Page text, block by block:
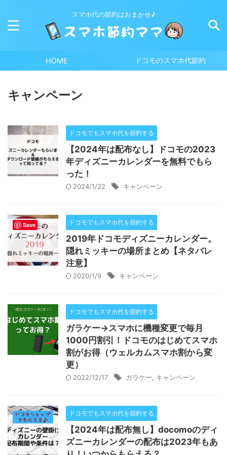
スマホ代の節約はおまかせ♪
HOME ドコモのスマホ代節約
キャンペーン
ドコモでもスマホ代を節約する
【2024年は配布なし】ドコモの2023
年ディズニーカレンダーを無料でもら
った！
2024/1/22 キャンペーン
ドコモでもスマホ代を節約する
2019年ドコモディズニーカレンダー。
隠れミッキーの場所まとめ【ネタバレ
注意】
2020/1/9 キャンペーン
ドコモでもスマホ代を節約する
ガラケー→スマホに機種変更で毎月
1000円割引！ドコモのはじめてスマホ
割がお得（ウェルカムスマホ割から変
更）
2022/12/17 ガラケー キャンペーン
ドコモでもスマホ代を節約する
【2024年は配布無し】docomoのディ
ズニーカレンダーの配布は2023年もあ
Save